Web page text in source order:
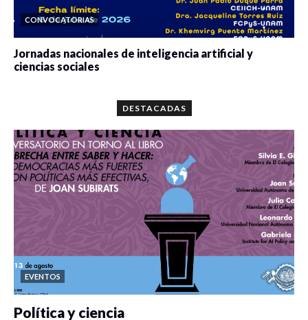
CONVOCATORIAS
Jornadas nacionales de inteligencia artificial y
ciencias sociales
DESTACADAS
EVENTOS
Política y ciencia